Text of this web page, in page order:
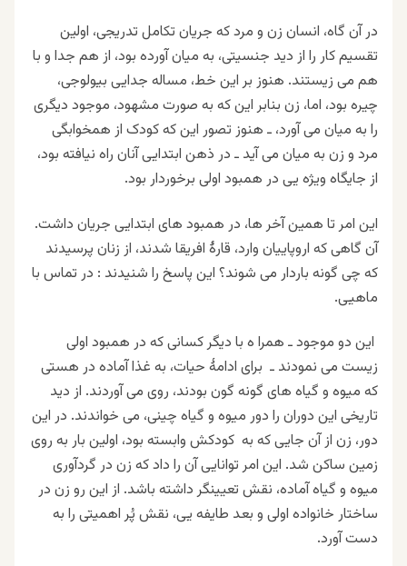
در آن گاه، انسان زن و مرد که جریان تکامل تدریجی، اولین
تقسیم کار را از دید جنسیتی، به میان آورده بود، از هم جدا و با
هم می زیستند. هنوز بر این خط، مساله جدایی بیولوجی،
چیره بود، اما، زن بنابر این که به صورت مشهود، موجود دیگری
را به میان می آورد، ـ هنوز تصور این که کودک از همخوابگی
مرد و زن به میان می آید ـ در ذهن ابتدایی آنان راه نیافته بود،
از جایگاه ویژه یی در همبود اولی برخوردار بود.
این امر تا همین آخر ها، در همبود های ابتدایی جریان داشت.
آن گاهی که اروپاییان وارد، قارهٔ افریقا شدند، از زنان پرسیدند
که چی گونه باردار می شوند؟ این پاسخ را شنیدند : در تماس با
ماهیی.
این دو موجود ـ همرا ه با دیگر کسانی که در همبود اولی
زیست می نمودند ـ برای ادامهٔ حیات، به غذا آماده در هستی
که میوه و گیاه های گونه گون بودند، روی می آوردند. از دید
تاریخی این دوران را دور میوه و گیاه چینی، می خواندند. در این
دور، زن از آن جایی که به کودکش وابسته بود، اولین بار به روی
زمین ساکن شد. این امر توانایی آن را داد که زن در گردآوری
میوه و گیاه آماده، نقش تعیینگر داشته باشد. از این رو زن در
ساختار خانواده اولی و بعد طایفه یی، نقش پُر اهمیتی را به
دست آورد.